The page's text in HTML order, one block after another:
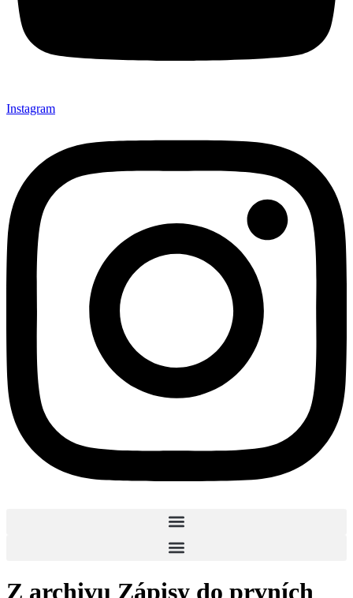
Instagram
Z archivu Zápisy do prvních